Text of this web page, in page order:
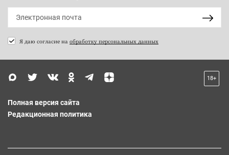
Я даю согласие на обработку персональных данных
18+
Полная версия сайта
Редакционная политика